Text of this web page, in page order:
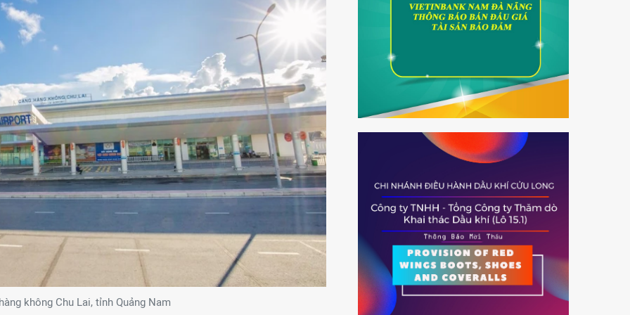
không Chu Lai, tỉnh Quảng Nam